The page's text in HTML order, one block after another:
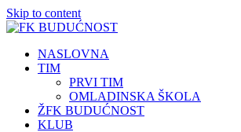
Skip to content
NASLOVNA
TIM
PRVI TIM
OMLADINSKA ŠKOLA
ŽFK BUDUĆNOST
KLUB